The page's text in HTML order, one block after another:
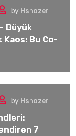
by Hsnozer
Büyük
Kaos: Bu Co-
by Hsnozer
7